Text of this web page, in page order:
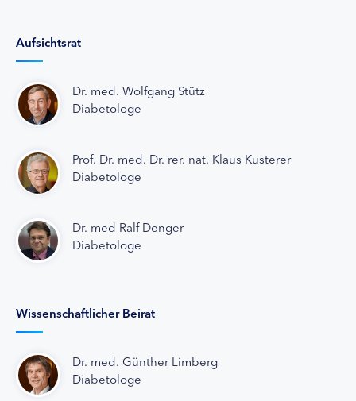
Aufsichtsrat
Dr. med. Wolfgang Stütz
Diabetologe
Prof. Dr. med. Dr. rer. nat. Klaus Kusterer
Diabetologe
Dr. med Ralf Denger
Diabetologe
Wissenschaftlicher Beirat
Dr. med. Günther Limberg
Diabetologe